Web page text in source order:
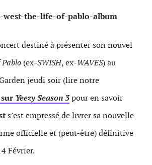
destiné à présenter son nouvel
(ex-SWISH, ex-WAVES) au
jeudi soir (lire notre
Yeezy Season 3pour en savoir
s’est empressé de livrer sa nouvelle
officielle et (peut-être) définitive
Février.